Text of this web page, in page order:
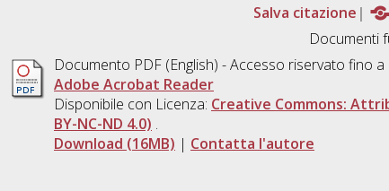
Salva citazione
Documenti
Documento PDF (English) - Accesso riservato fino
Adobe Acrobat Reader
Disponibile con Licenza: Creative Commons:
BY-NC-ND 4.0) .
Download (16MB) | Contatta l'autore